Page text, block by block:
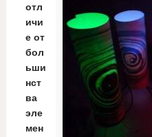
отл
ичи
е от
бол
ьши
нст
ва
эле
мен